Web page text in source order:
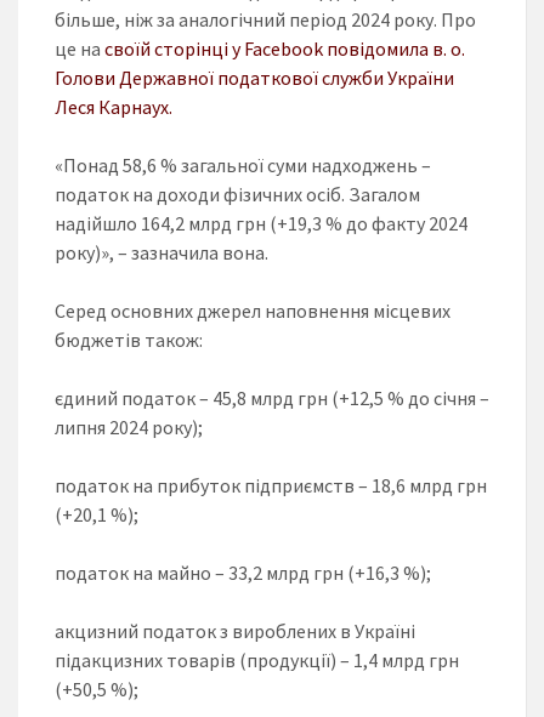
більше, ніж за аналогічний період 2024 року. Про
це на своїй сторінці у Facebook повідомила в. о.
Голови Державної податкової служби України
Леся Карнаух.
«Понад 58,6 % загальної суми надходжень –
податок на доходи фізичних осіб. Загалом
надійшло 164,2 млрд грн (+19,3 % до факту 2024
року)», – зазначила вона.
Серед основних джерел наповнення місцевих
бюджетів також:
єдиний податок – 45,8 млрд грн (+12,5 % до січня –
липня 2024 року);
податок на прибуток підприємств – 18,6 млрд грн
(+20,1 %);
податок на майно – 33,2 млрд грн (+16,3 %);
акцизний податок з вироблених в Українi
пiдакцизних товарiв (продукцiї) – 1,4 млрд грн
(+50,5 %);